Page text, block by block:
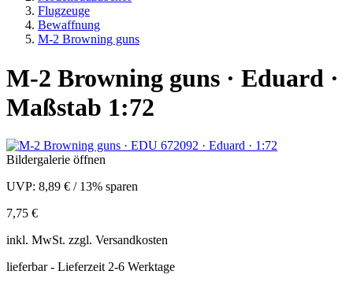
Flugzeuge
Bewaffnung
M-2 Browning guns
M-2 Browning guns · Eduard ·
Maßstab 1:72
Bildergalerie öffnen
UVP: 8,89 € / 13% sparen
7,75 €
inkl. MwSt. zzgl. Versandkosten
lieferbar - Lieferzeit 2-6 Werktage